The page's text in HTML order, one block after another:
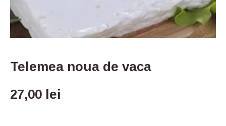
Telemea noua de vaca
27,00 lei